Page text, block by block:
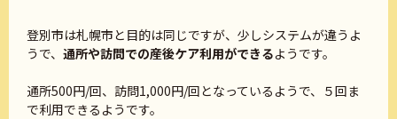
登別市は札幌市と目的は同じですが、少しシステムが違うよ
うで、 通所や訪問での産後ケア利用ができるようです。
通所500円/回、訪問1,000円/回となっているようで、５回ま
で利用できるようです。